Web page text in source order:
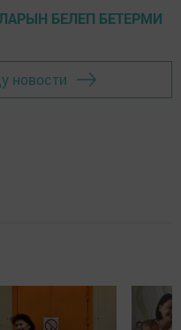
БЕЛЕП БЕТЕРМИ
новости